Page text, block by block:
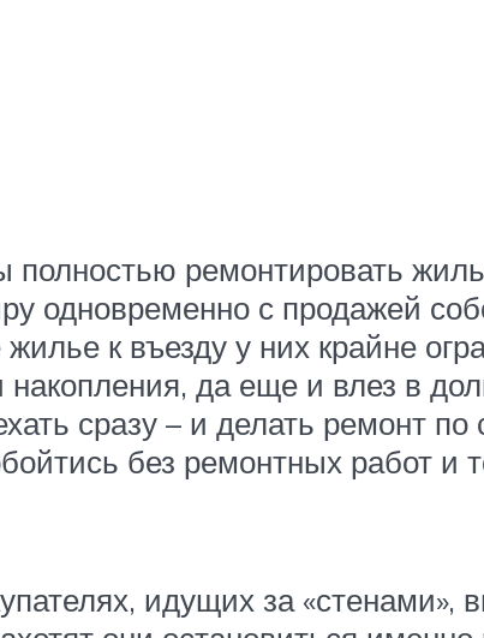
полностью ремонтировать
одновременно с продажей
к въезду у них крайне
да еще и влез в
сразу – и делать ремонт по
без ремонтных работ и
идущих за «стенами»,